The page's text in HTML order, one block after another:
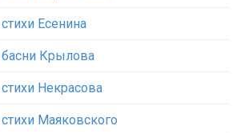
Есенина
Крылова
Некрасова
Маяковского